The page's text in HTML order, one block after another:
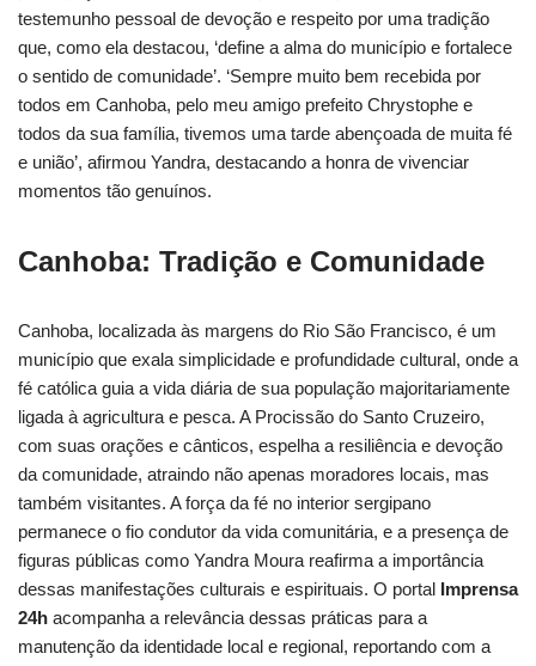
testemunho pessoal de devoção e respeito por uma tradição
que, como ela destacou, ‘define a alma do município e fortalece
o sentido de comunidade’. ‘Sempre muito bem recebida por
todos em Canhoba, pelo meu amigo prefeito Chrystophe e
todos da sua família, tivemos uma tarde abençoada de muita fé
e união’, afirmou Yandra, destacando a honra de vivenciar
momentos tão genuínos.
Canhoba: Tradição e Comunidade
Canhoba, localizada às margens do Rio São Francisco, é um
município que exala simplicidade e profundidade cultural, onde a
fé católica guia a vida diária de sua população majoritariamente
ligada à agricultura e pesca. A Procissão do Santo Cruzeiro,
com suas orações e cânticos, espelha a resiliência e devoção
da comunidade, atraindo não apenas moradores locais, mas
também visitantes. A força da fé no interior sergipano
permanece o fio condutor da vida comunitária, e a presença de
figuras públicas como Yandra Moura reafirma a importância
dessas manifestações culturais e espirituais. O portal Imprensa
24h acompanha a relevância dessas práticas para a
manutenção da identidade local e regional, reportando com a